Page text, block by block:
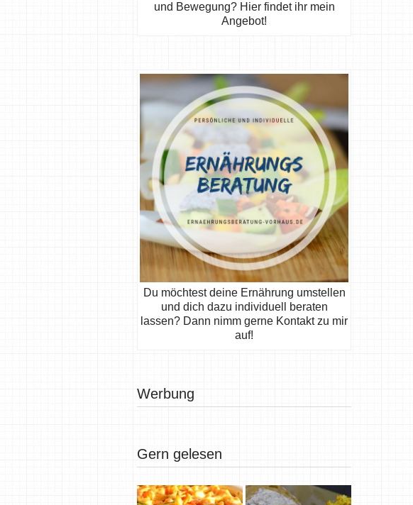
und Bewegung? Hier findet ihr mein
Angebot!
Du möchtest deine Ernährung umstellen
und dich dazu individuell beraten
lassen? Dann nimm gerne Kontakt zu mir
auf!
Werbung
Gern gelesen